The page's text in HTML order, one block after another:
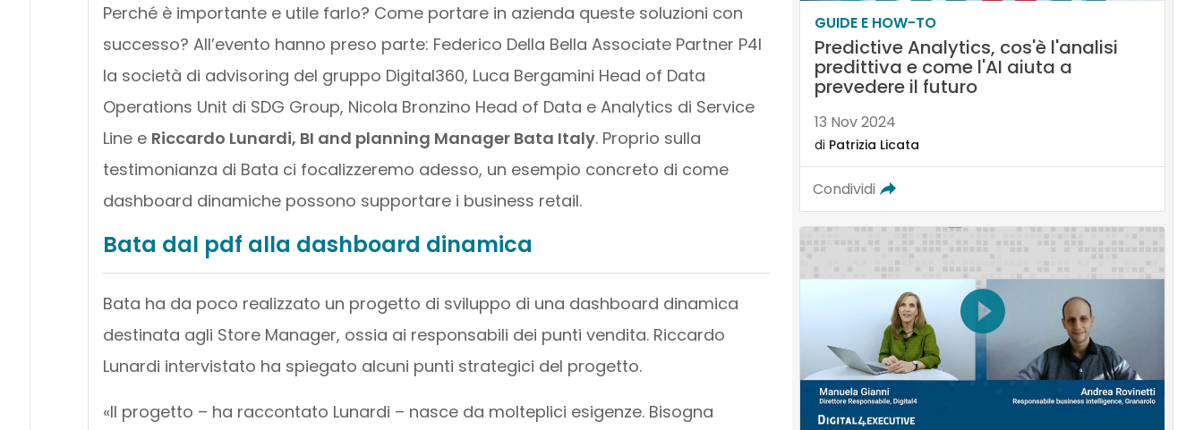
Perché è importante e utile farlo? Come portare in azienda queste soluzioni con
successo? All’evento hanno preso parte: Federico Della Bella Associate Partner P4I
la società di advisoring del gruppo Digital360, Luca Bergamini Head of Data
Operations Unit di SDG Group, Nicola Bronzino Head of Data e Analytics di Service
Line e Riccardo Lunardi, BI and planning Manager Bata Italy. Proprio sulla
testimonianza di Bata ci focalizzeremo adesso, un esempio concreto di come
dashboard dinamiche possono supportare i business retail.
Bata dal pdf alla dashboard dinamica
Bata ha da poco realizzato un progetto di sviluppo di una dashboard dinamica
destinata agli Store Manager, ossia ai responsabili dei punti vendita. Riccardo
Lunardi intervistato ha spiegato alcuni punti strategici del progetto.
«Il progetto – ha raccontato Lunardi – nasce da molteplici esigenze. Bisogna
GUIDE E HOW-TO
Predictive Analytics, cos'è l'analisi
predittiva e come l'AI aiuta a
prevedere il futuro
13 Nov 2024
di Patrizia Licata
Condividi